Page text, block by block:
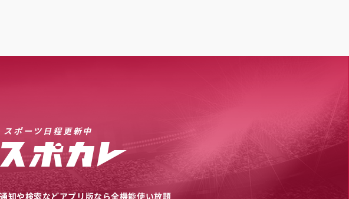
スポーツ日程更新中
通知や検索などアプリ版なら全機能使い放題